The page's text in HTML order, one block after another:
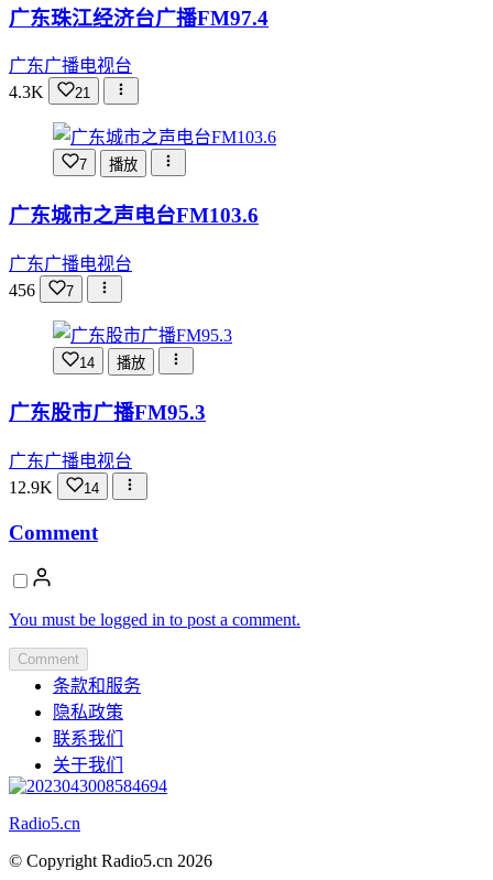
广东珠江经济台广播FM97.4
广东广播电视台
4.3K
21
7 播放
广东城市之声电台FM103.6
广东广播电视台
456
7
14 播放
广东股市广播FM95.3
广东广播电视台
12.9K
14
Comment
You must be logged in to post a comment.
Comment
条款和服务
隐私政策
联系我们
关于我们
Radio5.cn
© Copyright Radio5.cn 2026